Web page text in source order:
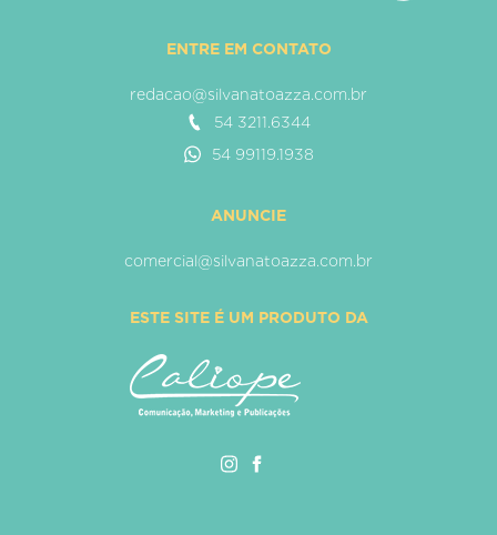
ENTRE EM CONTATO
redacao@silvanatoazza.com.br
54 3211.6344
54 99119.1938
ANUNCIE
comercial@silvanatoazza.com.br
ESTE SITE É UM PRODUTO DA